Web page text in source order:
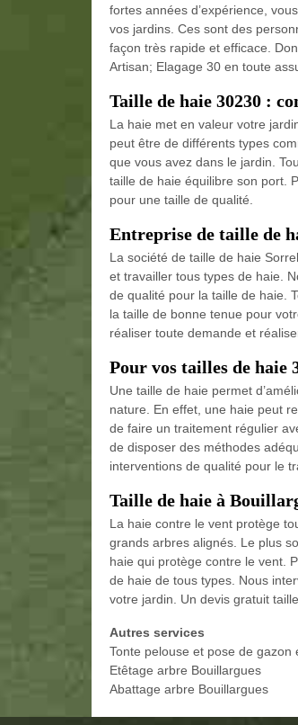
fortes années d’expérience,
vos jardins. Ces sont des
façon très rapide et efficace.
Artisan; Elagage 30 en toute
Taille de haie 30230 :
La haie met en valeur votre
peut être de différents types
que vous avez dans le jardin.
taille de haie équilibre son port.
pour une taille de qualité.
Entreprise de taille de
La société de taille de haie
et travailler tous types de haie.
de qualité pour la taille de haie.
la taille de bonne tenue pour
réaliser toute demande et
Pour vos tailles de haie
Une taille de haie permet
nature. En effet, une haie peut
de faire un traitement régulier
de disposer des méthodes
interventions de qualité pour le
Taille de haie à
La haie contre le vent protège
grands arbres alignés. Le plus
haie qui protège contre le vent.
de haie de tous types. Nous
votre jardin. Un devis gratuit
Autres services
Tonte pelouse et pose de gazon
Etêtage arbre Bouillargues
Abattage arbre Bouillargues